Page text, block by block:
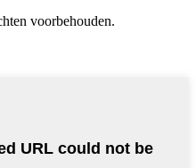
voorbehouden.